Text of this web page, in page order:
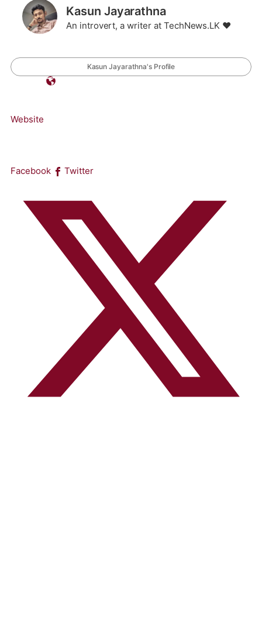
Kasun Jayarathna
An introvert, a writer at TechNews.LK ❤️
Kasun Jayarathna's Profile
Website
Facebook Twitter